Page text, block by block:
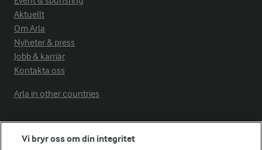
Aktuellt
Om Arla
Nyheter & press
Jobb & karriär
Kontakta oss
Arla in other countries
Fler Arlasajter
Vi bryr oss om din integritet